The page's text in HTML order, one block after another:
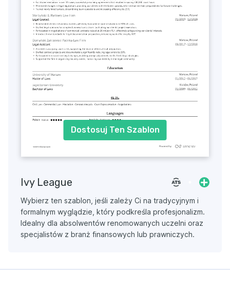
Dostosuj Ten Szablon
Ivy League
Wybierz ten szablon, jeśli zależy Ci na tradycyjnym i
formalnym wyglądzie, który podkreśla profesjonalizm.
Idealny dla absolwentów renomowanych uczelni oraz
specjalistów z branż finansowych lub prawniczych.